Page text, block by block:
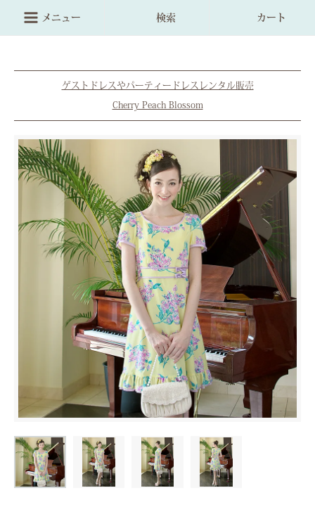
メニュー 検索 カート
ゲストドレスやパーティードレスレンタル販売
Cherry Peach Blossom